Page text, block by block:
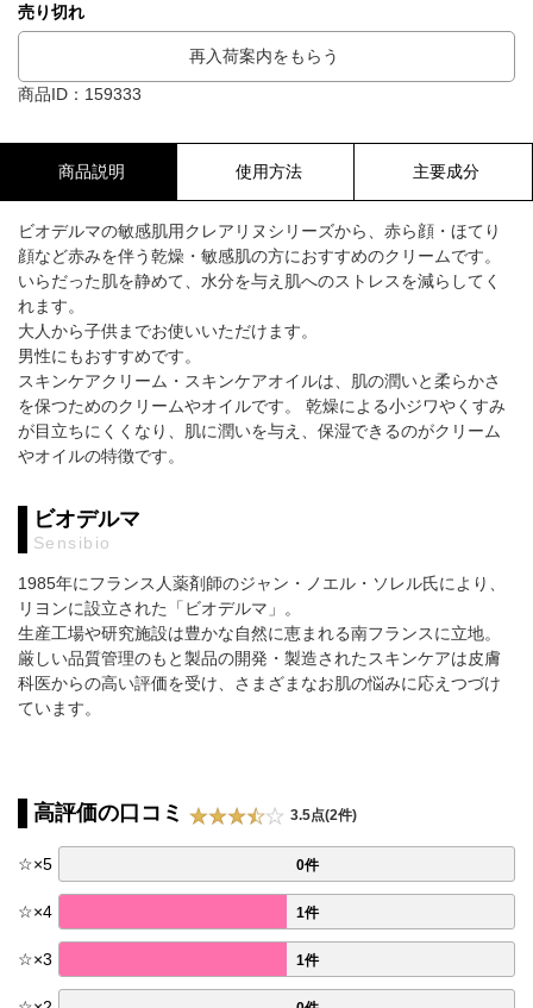
売り切れ
再入荷案内をもらう
商品ID：159333
商品説明 使用方法 主要成分
ビオデルマの敏感肌用クレアリヌシリーズから、赤ら顔・ほてり
顔など赤みを伴う乾燥・敏感肌の方におすすめのクリームです。
いらだった肌を静めて、水分を与え肌へのストレスを減らしてく
れます。
大人から子供までお使いいただけます。
男性にもおすすめです。
スキンケアクリーム・スキンケアオイルは、肌の潤いと柔らかさ
を保つためのクリームやオイルです。 乾燥による小ジワやくすみ
が目立ちにくくなり、肌に潤いを与え、保湿できるのがクリーム
やオイルの特徴です。
ビオデルマ
Sensibio
1985年にフランス人薬剤師のジャン・ノエル・ソレル氏により、
リヨンに設立された「ビオデルマ」。
生産工場や研究施設は豊かな自然に恵まれる南フランスに立地。
厳しい品質管理のもと製品の開発・製造されたスキンケアは皮膚
科医からの高い評価を受け、さまざまなお肌の悩みに応えつづけ
ています。
高評価の口コミ 3.5点(2件)
☆×5 0件
☆×4 1件
☆×3 1件